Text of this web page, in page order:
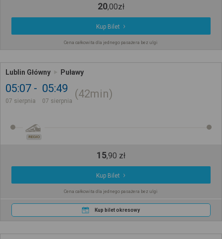
20,00zł
Kup Bilet
Cena całkowita dla jednego pasażera bez ulgi
Lublin Główny Puławy
05:07
07 sierpnia
05:49
07 sierpnia
42min
REGIO
15,90 zł
Kup Bilet
Cena całkowita dla jednego pasażera bez ulgi
Kup bilet okresowy